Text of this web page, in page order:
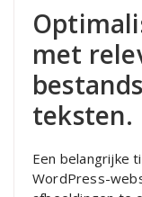
met
teksten.
Een belangrijke
WordPress-